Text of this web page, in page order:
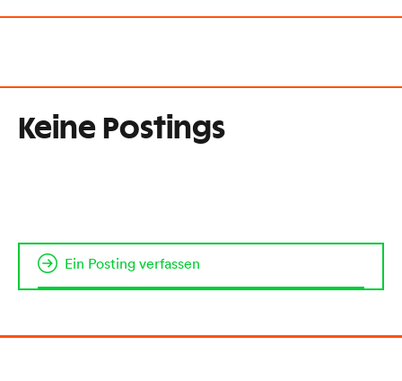
Keine Postings
Ein Posting verfassen